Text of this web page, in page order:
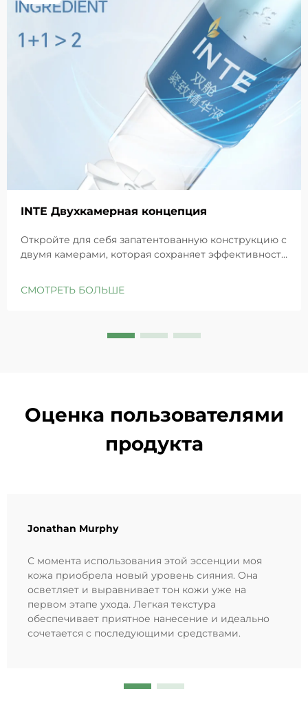
INTE Двухкамерная концепция
Откройте для себя запатентованную конструкцию с
двумя камерами, которая сохраняет эффективность
восстанавливает барьеры чувствительной кожи.
СМОТРЕТЬ БОЛЬШЕ
Оценка пользователями
продукта
Jonathan Murphy
С момента использования этой эссенции моя
кожа приобрела новый уровень сияния. Она
осветляет и выравнивает тон кожи уже на
первом этапе ухода. Легкая текстура
обеспечивает приятное нанесение и идеально
сочетается с последующими средствами.